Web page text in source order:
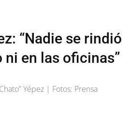
“Nadie se rindió
ni en las oficinas”
Yépez | Fotos: Prensa